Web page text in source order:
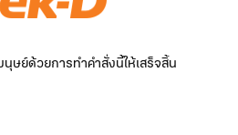
ษย์ด้วยการทำคำสั่งนี้ให้เสร็จสิ้น